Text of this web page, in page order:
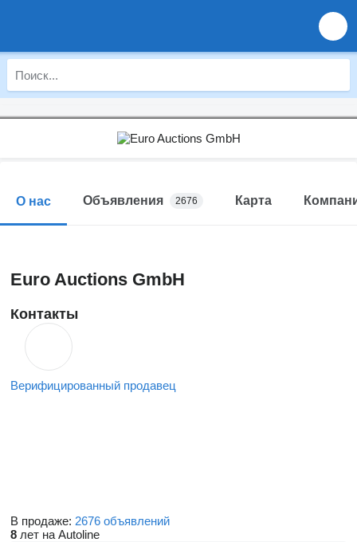
О нас Объявления 2676 Карта
Euro Auctions GmbH
Контакты
Верифицированный продавец
В продаже: 2676 объявлений
8 лет на Autoline